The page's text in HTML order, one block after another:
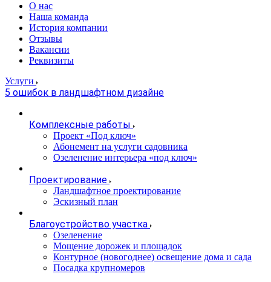
О нас
Наша команда
История компании
Отзывы
Вакансии
Реквизиты
Услуги
5 ошибок в ландшафтном дизайне
Комплексные работы
Проект «Под ключ»
Абонемент на услуги садовника
Озеленение интерьера «под ключ»
Проектирование
Ландшафтное проектирование
Эскизный план
Благоустройство участка
Озеленение
Мощение дорожек и площадок
Контурное (новогоднее) освещение дома и сада
Посадка крупномеров